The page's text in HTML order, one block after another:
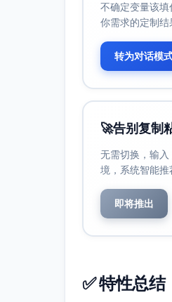
请求到响
景的信心
问题识别
行 9：
行 15
行 23-
行 30
分支
行 19-
分支覆盖
低频外
异常兜
不确定变量该
你需求的定制结
转为对话模
🚀告别复制
无需切换，输
境，系统智能
即将推出
✅ 特性总结